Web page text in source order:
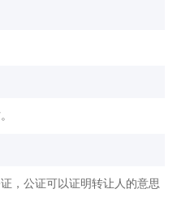
，公证可以证明转让人的意思